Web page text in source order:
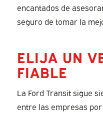
encantados de
seguro de tomar la
ELIJA UN
FIABLE
La Ford Transit sigue
entre las empresas